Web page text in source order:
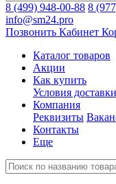
8 (499) 948-00-88 8
info@sm24.pro
Позвонить Кабинет
Каталог товаров
Акции
Как купить
Условия доставки
Компания
Реквизиты
Контакты
Еще